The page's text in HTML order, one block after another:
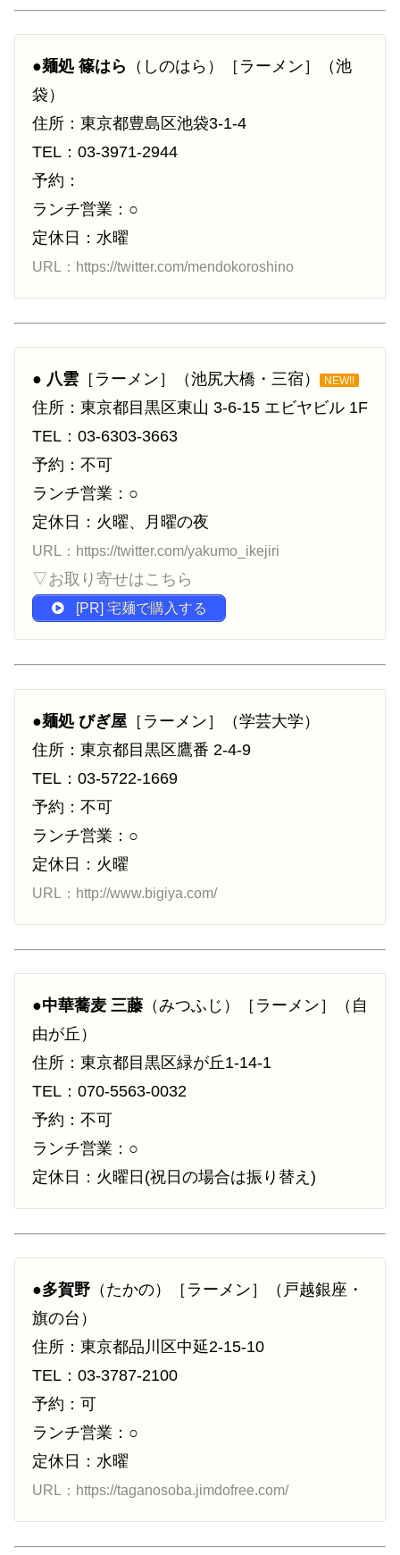
●麺処 篠はら （しのはら）［ラーメン］（池
袋）
住所：東京都豊島区池袋3-1-4
TEL：03-3971-2944
予約：
ランチ営業：○
定休日：水曜
URL：https://twitter.com/mendokoroshino
● 八雲 ［ラーメン］（池尻大橋・三宿） NEW!!
住所：東京都目黒区東山 3-6-15 エビヤビル 1F
TEL：03-6303-3663
予約：不可
ランチ営業：○
定休日：火曜、月曜の夜
URL：https://twitter.com/yakumo_ikejiri
▽お取り寄せはこちら
[PR] 宅麺で購入する
●麺処 びぎ屋 ［ラーメン］（学芸大学）
住所：東京都目黒区鷹番 2-4-9
TEL：03-5722-1669
予約：不可
ランチ営業：○
定休日：火曜
URL：http://www.bigiya.com/
●中華蕎麦 三藤 （みつふじ）［ラーメン］（自
由が丘）
住所：東京都目黒区緑が丘1-14-1
TEL：070-5563-0032
予約：不可
ランチ営業：○
定休日：火曜日(祝日の場合は振り替え)
●多賀野 （たかの）［ラーメン］（戸越銀座・
旗の台）
住所：東京都品川区中延2-15-10
TEL：03-3787-2100
予約：可
ランチ営業：○
定休日：水曜
URL：https://taganosoba.jimdofree.com/